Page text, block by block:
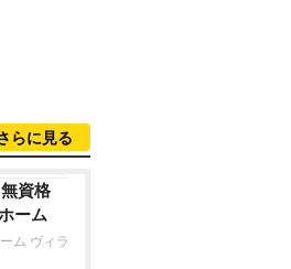
らに見る
資格
ーム
ム ヴィラ